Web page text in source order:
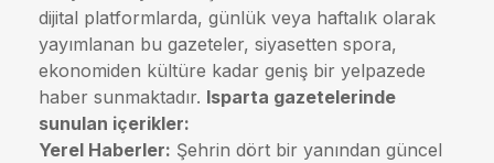
dijital platformlarda, günlük veya haftalık olarak
yayımlanan bu gazeteler, siyasetten spora,
ekonomiden kültüre kadar geniş bir yelpazede
haber sunmaktadır. Isparta gazetelerinde
sunulan içerikler:
Yerel Haberler: Şehrin dört bir yanından güncel